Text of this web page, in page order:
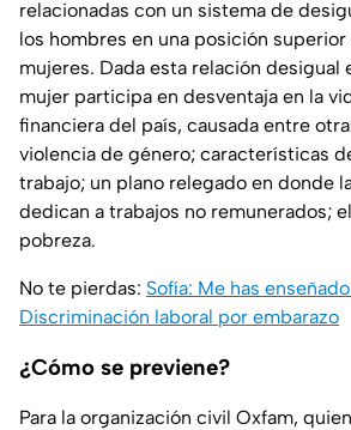
relacionadas con un sistema de
los hombres en una posición superior
mujeres. Dada esta relación desigual
mujer participa en desventaja en la
financiera del país, causada entre
violencia de género; características
trabajo; un plano relegado en donde
dedican a trabajos no remunerados;
pobreza.
No te pierdas: Sofía: Me has
Discriminación laboral por embarazo
¿Cómo se previene?
Para la organización civil Oxfam,